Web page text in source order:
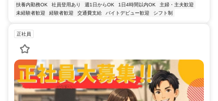
扶養内勤務OK 社員登用あり 週1日からOK 1日4時間以内OK
主婦・主夫歓迎
未経験者歓迎
経験者歓迎 交通費支給 バイトデビュー歓迎 シフト制
正社員